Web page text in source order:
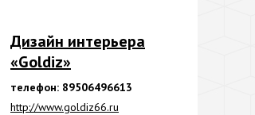
Дизайн интерьера
«Goldiz»
телефон: 89506496613
http://www.goldiz66.ru